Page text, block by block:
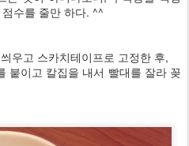
수를 줄만 하다. ^^
우고 스카치테이프로 고정한 후,
붙이고 칼집을 내서 빨대를 잘라 꽂